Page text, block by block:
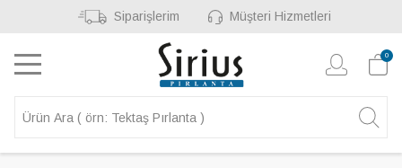
Siparişlerim Müşteri Hizmetleri
0